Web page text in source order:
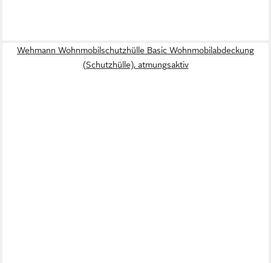
Wehmann Wohnmobilschutzhülle Basic Wohnmobilabdeckung
(Schutzhülle), atmungsaktiv